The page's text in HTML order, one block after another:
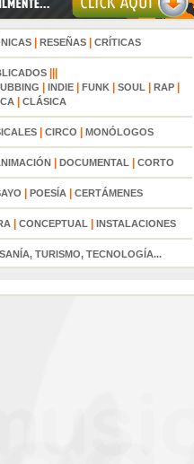
| RESEÑAS| CRÍTICAS
INDIE| FUNK| SOUL| RAP|
| CLÁSICA
| CIRCO MONÓLOGOS
DOCUMENTAL CORTO
POESÍA CERTÁMENES
CONCEPTUAL INSTALACIONES
TURISMO, TECNOLOGÍA...